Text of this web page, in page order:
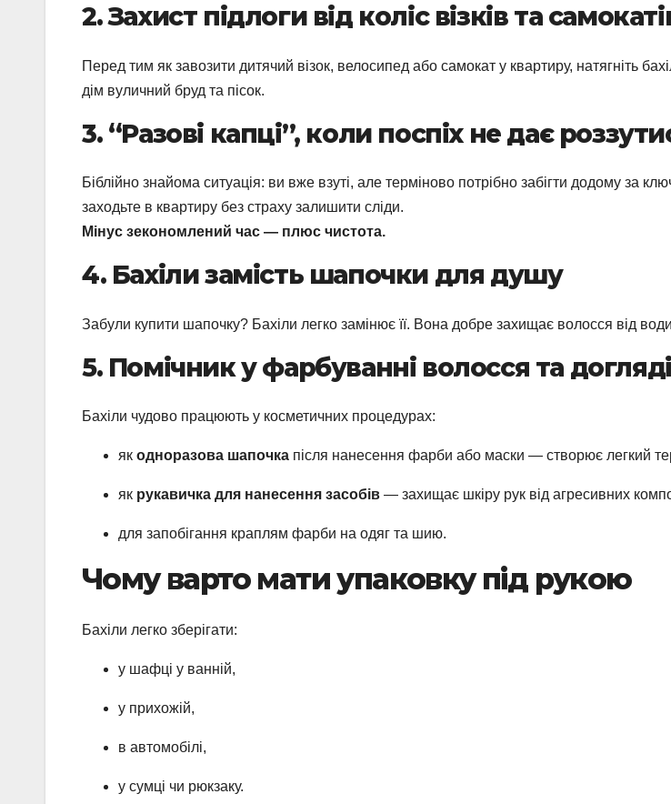
2. Захист підлоги від коліс візків та
Перед тим як завозити дитячий візок, велосипед або самокат у квартиру, натягніть
дім вуличний бруд та пісок.
3. “Разові капці”, коли поспіх не дає
Біблійно знайома ситуація: ви вже взуті, але терміново потрібно забігти додому за
заходьте в квартиру без страху залишити сліди.
Мінус зекономлений час — плюс чистота.
4. Бахіли замість шапочки для душу
Забули купити шапочку? Бахіли легко замінює її. Вона добре захищає волосся від
5. Помічник у фарбуванні волосся та догляді
Бахіли чудово працюють у косметичних процедурах:
як одноразова шапочка після нанесення фарби або маски — створює легкий
як рукавичка для нанесення засобів — захищає шкіру рук від агресивних
для запобігання краплям фарби на одяг та шию.
Чому варто мати упаковку під рукою
Бахіли легко зберігати:
у шафці у ванній,
у прихожій,
в автомобілі,
у сумці чи рюкзаку.